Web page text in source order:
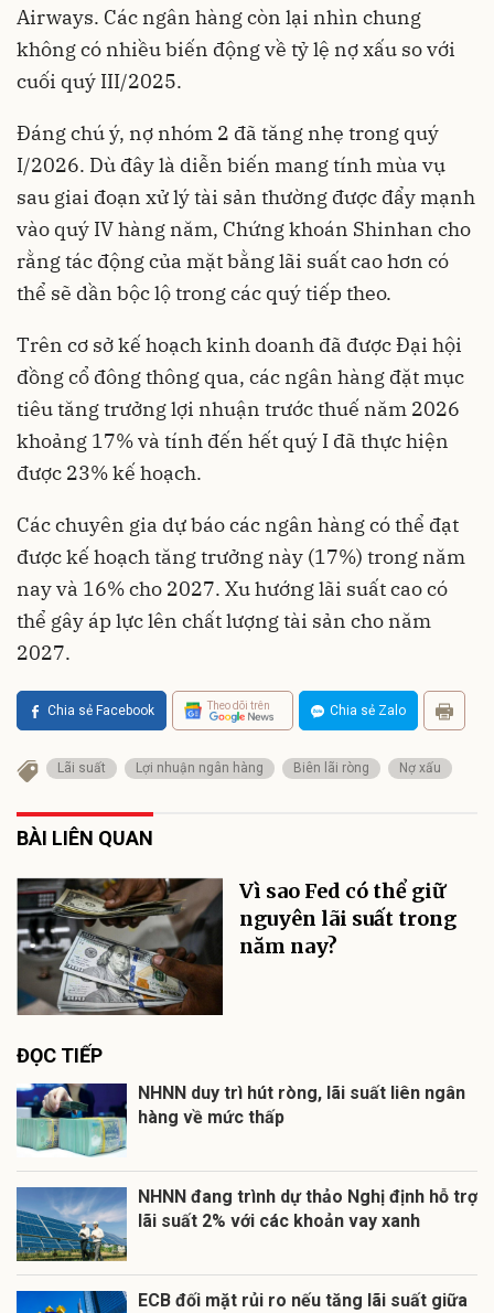
Airways. Các ngân hàng còn lại nhìn chung
không có nhiều biến động về tỷ lệ nợ xấu so với
cuối quý III/2025.
Đáng chú ý, nợ nhóm 2 đã tăng nhẹ trong quý
I/2026. Dù đây là diễn biến mang tính mùa vụ
sau giai đoạn xử lý tài sản thường được đẩy mạnh
vào quý IV hàng năm, Chứng khoán Shinhan cho
rằng tác động của mặt bằng lãi suất cao hơn có
thể sẽ dần bộc lộ trong các quý tiếp theo.
Trên cơ sở kế hoạch kinh doanh đã được Đại hội
đồng cổ đông thông qua, các ngân hàng đặt mục
tiêu tăng trưởng lợi nhuận trước thuế năm 2026
khoảng 17% và tính đến hết quý I đã thực hiện
được 23% kế hoạch.
Các chuyên gia dự báo các ngân hàng có thể đạt
được kế hoạch tăng trưởng này (17%) trong năm
nay và 16% cho 2027. Xu hướng lãi suất cao có
thể gây áp lực lên chất lượng tài sản cho năm
2027.
Chia sẻ Facebook Theo dõi trên Chia sẻ Zalo
Lãi suất Lợi nhuận ngân hàng Biên lãi ròng Nợ xấu
BÀI LIÊN QUAN
Vì sao Fed có thể giữ
nguyên lãi suất trong
năm nay?
ĐỌC TIẾP
NHNN duy trì hút ròng, lãi suất liên ngân
hàng về mức thấp
NHNN đang trình dự thảo Nghị định hỗ trợ
lãi suất 2% với các khoản vay xanh
ECB đối mặt rủi ro nếu tăng lãi suất giữa